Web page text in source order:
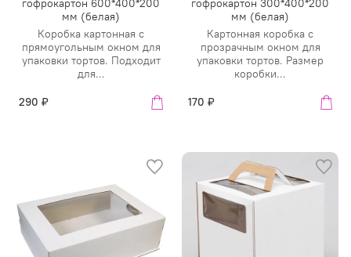
гофрокартон 600*400*200
мм (белая)
Коробка картонная с
прямоугольным окном для
упаковки тортов. Подходит
для...
290 ₽
гофрокартон 300*400*200
мм (белая)
Картонная коробка с
прозрачным окном для
упаковки тортов. Размер
коробки...
170 ₽